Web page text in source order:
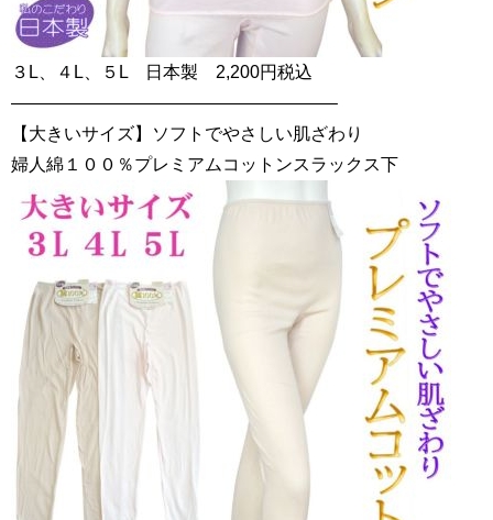
３L、４L、５L 日本製 2,200円税込
——————————————————–
【大きいサイズ】ソフトでやさしい肌ざわり
婦人綿１００％プレミアムコットンスラックス下